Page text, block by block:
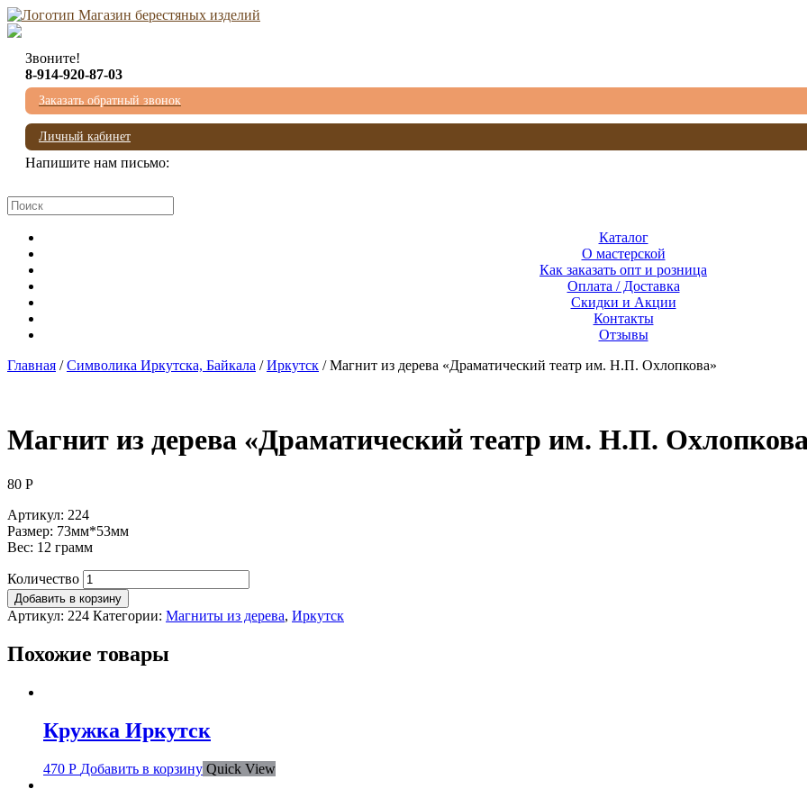
Звоните!
8-914-920-87-03
Заказать обратный звонок
Личный кабинет
Напишите нам письмо:
Каталог
О мастерской
Как заказать опт и розница
Оплата / Доставка
Скидки и Акции
Контакты
Отзывы
Главная /Символика Иркутска, Байкала /Иркутск / Магнит из дерева «Драматический театр им. Н.П. Охлопкова»
Магнит из дерева «Драматический театр им. Н.П.
80 Р
Артикул: 224
Размер: 73мм*53мм
Вес: 12 грамм
Количество
Добавить в корзину
Артикул: 224 Категории: Магниты из дерева, Иркутск
Похожие товары
Кружка Иркутск
470 Р Добавить в корзину Quick View